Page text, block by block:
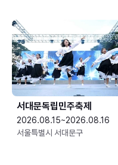
서대문독립민주축제
2026.08.15~2026.08.16
서울특별시 서대문구